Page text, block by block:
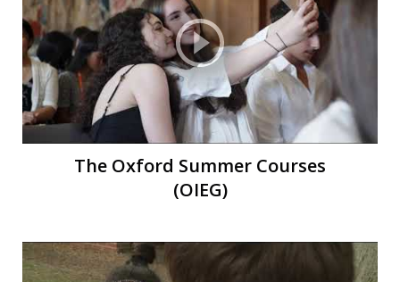
The Oxford Summer Courses
(OIEG)